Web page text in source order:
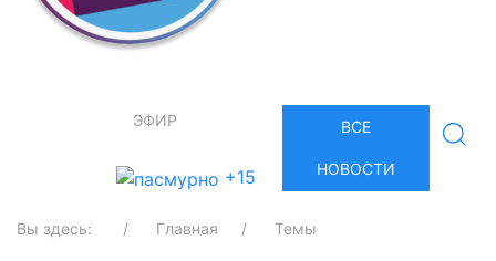
ЭФИР
+15
ВСЕ
НОВОСТИ
Вы здесь: Главная Темы